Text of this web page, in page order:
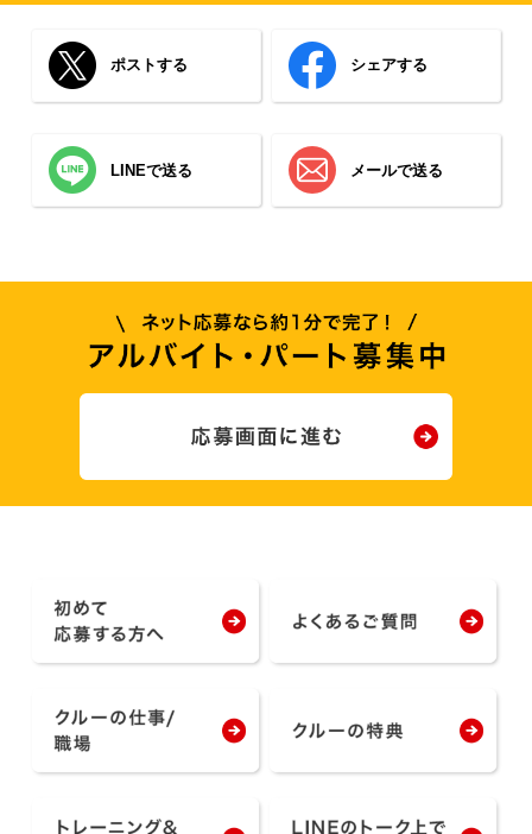
ポストする シェアする
LINEで送る メールで送る